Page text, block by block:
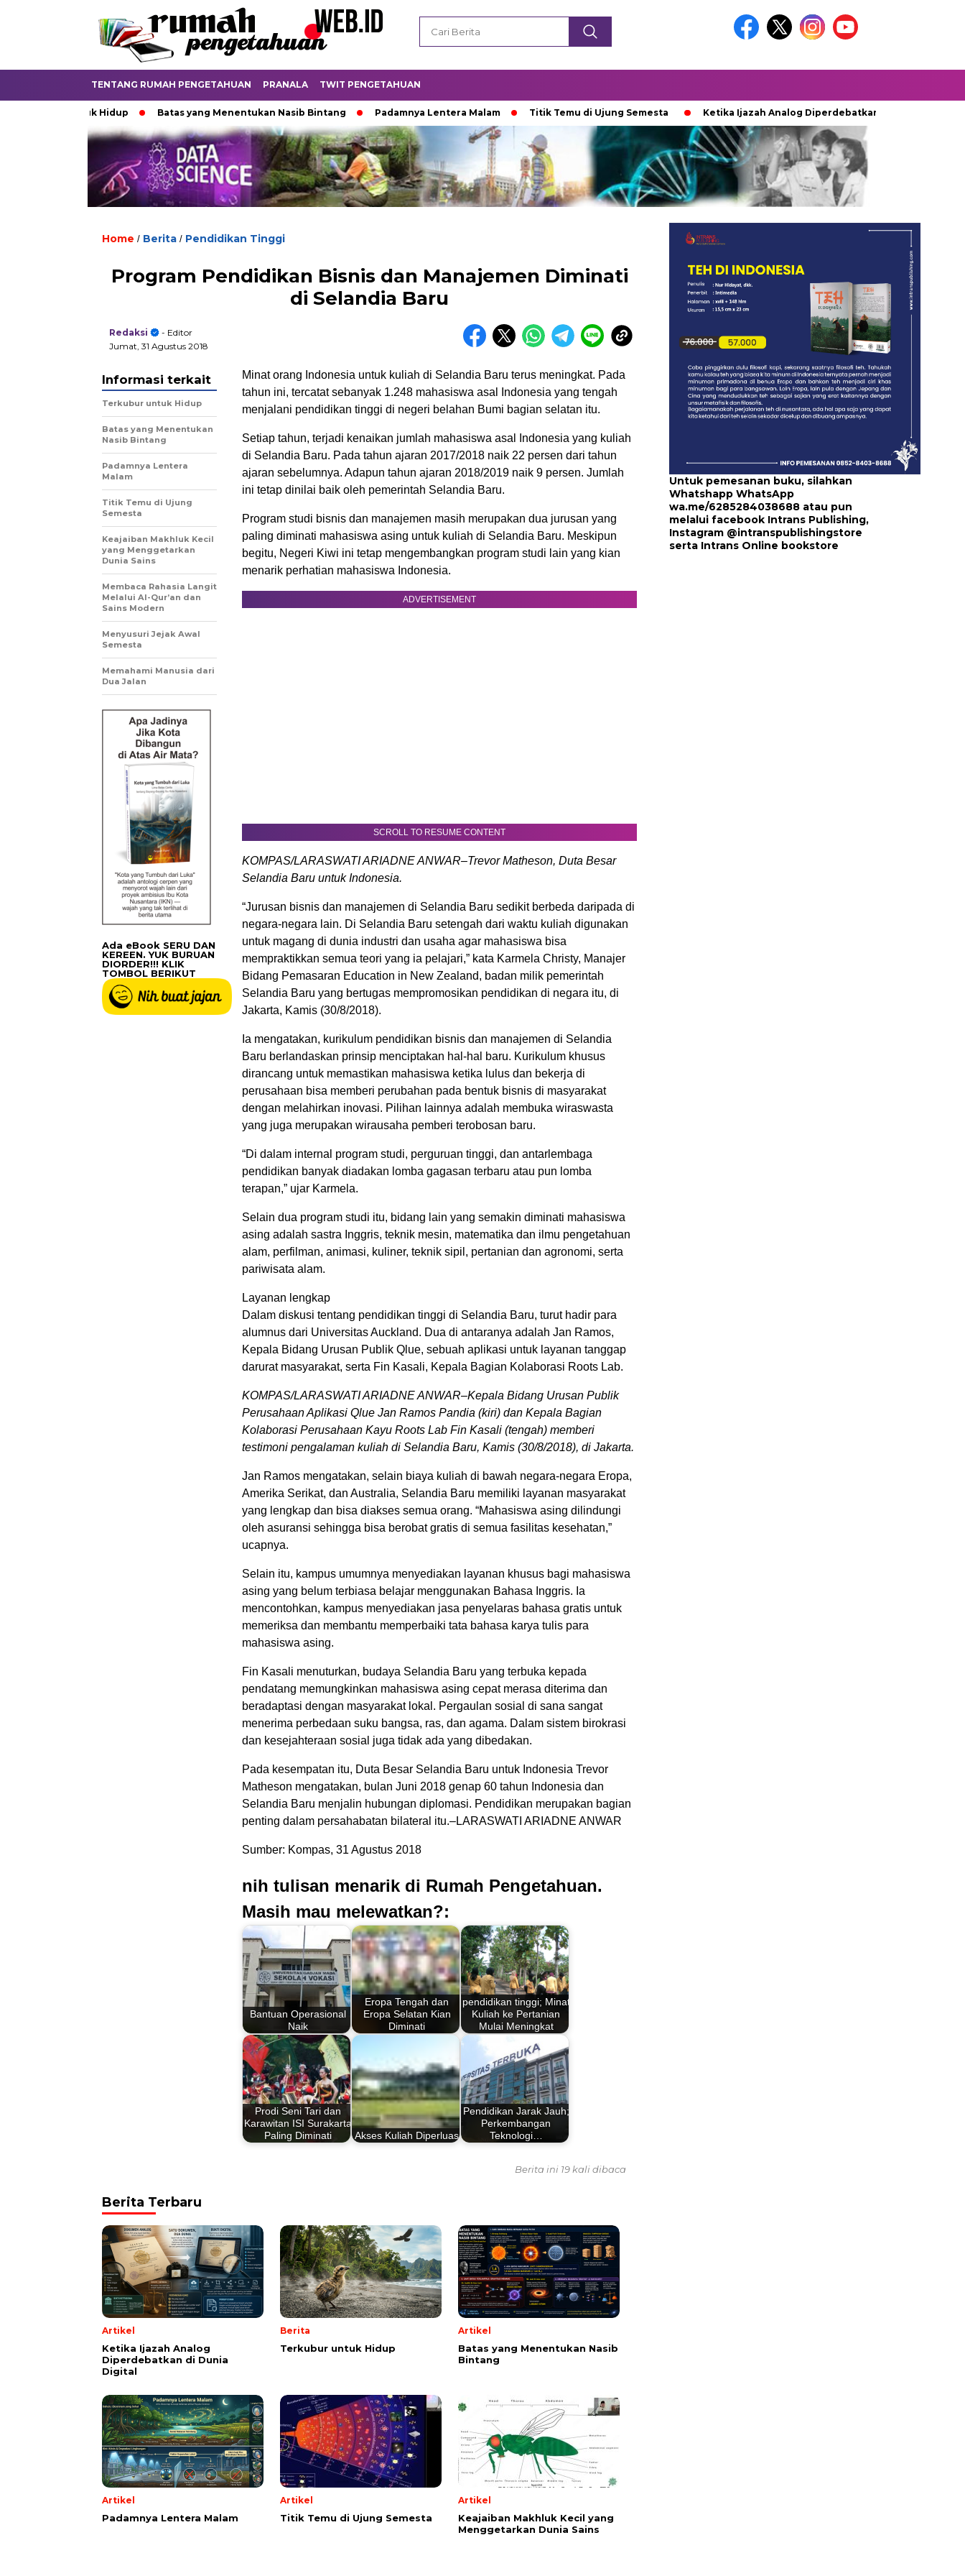
TENTANG RUMAH PENGETAHUAN PRANALA TWIT PENGETAHUAN
untuk Hidup Batas yang Menentukan Nasib Bintang Padamnya Lentera Malam Titik Temu di Ujung Semesta Ketika Ijazah Analog Diperdebatkan di Dunia Digital
Home / Berita / Pendidikan Tinggi
Program Pendidikan Bisnis dan Manajemen Diminati
di Selandia Baru
Redaksi
- Editor
Jumat, 31 Agustus 2018
Minat orang Indonesia untuk kuliah di Selandia Baru terus meningkat. Pada
tahun ini, tercatat sebanyak 1.248 mahasiswa asal Indonesia yang tengah
menjalani pendidikan tinggi di negeri belahan Bumi bagian selatan itu.
Setiap tahun, terjadi kenaikan jumlah mahasiswa asal Indonesia yang kuliah
di Selandia Baru. Pada tahun ajaran 2017/2018 naik 22 persen dari tahun
ajaran sebelumnya. Adapun tahun ajaran 2018/2019 naik 9 persen. Jumlah
ini tetap dinilai baik oleh pemerintah Selandia Baru.
Program studi bisnis dan manajemen masih merupakan dua jurusan yang
paling diminati mahasiswa asing untuk kuliah di Selandia Baru. Meskipun
begitu, Negeri Kiwi ini tetap mengembangkan program studi lain yang kian
menarik perhatian mahasiswa Indonesia.
ADVERTISEMENT
SCROLL TO RESUME CONTENT
KOMPAS/LARASWATI ARIADNE ANWAR–Trevor Matheson, Duta Besar
Selandia Baru untuk Indonesia.
“Jurusan bisnis dan manajemen di Selandia Baru sedikit berbeda daripada di
negara-negara lain. Di Selandia Baru setengah dari waktu kuliah digunakan
untuk magang di dunia industri dan usaha agar mahasiswa bisa
mempraktikkan semua teori yang ia pelajari,” kata Karmela Christy, Manajer
Bidang Pemasaran Education in New Zealand, badan milik pemerintah
Selandia Baru yang bertugas mempromosikan pendidikan di negara itu, di
Jakarta, Kamis (30/8/2018).
Ia mengatakan, kurikulum pendidikan bisnis dan manajemen di Selandia
Baru berlandaskan prinsip menciptakan hal-hal baru. Kurikulum khusus
dirancang untuk memastikan mahasiswa ketika lulus dan bekerja di
perusahaan bisa memberi perubahan pada bentuk bisnis di masyarakat
dengan melahirkan inovasi. Pilihan lainnya adalah membuka wiraswasta
yang juga merupakan wirausaha pemberi terobosan baru.
“Di dalam internal program studi, perguruan tinggi, dan antarlembaga
pendidikan banyak diadakan lomba gagasan terbaru atau pun lomba
terapan,” ujar Karmela.
Selain dua program studi itu, bidang lain yang semakin diminati mahasiswa
asing adalah sastra Inggris, teknik mesin, matematika dan ilmu pengetahuan
alam, perfilman, animasi, kuliner, teknik sipil, pertanian dan agronomi, serta
pariwisata alam.
Layanan lengkap
Dalam diskusi tentang pendidikan tinggi di Selandia Baru, turut hadir para
alumnus dari Universitas Auckland. Dua di antaranya adalah Jan Ramos,
Kepala Bidang Urusan Publik Qlue, sebuah aplikasi untuk layanan tanggap
darurat masyarakat, serta Fin Kasali, Kepala Bagian Kolaborasi Roots Lab.
KOMPAS/LARASWATI ARIADNE ANWAR–Kepala Bidang Urusan Publik
Perusahaan Aplikasi Qlue Jan Ramos Pandia (kiri) dan Kepala Bagian
Kolaborasi Perusahaan Kayu Roots Lab Fin Kasali (tengah) memberi
testimoni pengalaman kuliah di Selandia Baru, Kamis (30/8/2018), di Jakarta.
Jan Ramos mengatakan, selain biaya kuliah di bawah negara-negara Eropa,
Amerika Serikat, dan Australia, Selandia Baru memiliki layanan masyarakat
yang lengkap dan bisa diakses semua orang. “Mahasiswa asing dilindungi
oleh asuransi sehingga bisa berobat gratis di semua fasilitas kesehatan,”
ucapnya.
Selain itu, kampus umumnya menyediakan layanan khusus bagi mahasiswa
asing yang belum terbiasa belajar menggunakan Bahasa Inggris. Ia
mencontohkan, kampus menyediakan jasa penyelaras bahasa gratis untuk
memeriksa dan membantu memperbaiki tata bahasa karya tulis para
mahasiswa asing.
Fin Kasali menuturkan, budaya Selandia Baru yang terbuka kepada
pendatang memungkinkan mahasiswa asing cepat merasa diterima dan
beradaptasi dengan masyarakat lokal. Pergaulan sosial di sana sangat
menerima perbedaan suku bangsa, ras, dan agama. Dalam sistem birokrasi
dan kesejahteraan sosial juga tidak ada yang dibedakan.
Pada kesempatan itu, Duta Besar Selandia Baru untuk Indonesia Trevor
Matheson mengatakan, bulan Juni 2018 genap 60 tahun Indonesia dan
Selandia Baru menjalin hubungan diplomasi. Pendidikan merupakan bagian
penting dalam persahabatan bilateral itu.–LARASWATI ARIADNE ANWAR
Sumber: Kompas, 31 Agustus 2018
nih tulisan menarik di Rumah Pengetahuan.
Masih mau melewatkan?:
Bantuan Operasional
Naik
Eropa Tengah dan
Eropa Selatan Kian
Diminati
pendidikan tinggi; Minat
Kuliah ke Pertanian
Mulai Meningkat
Prodi Seni Tari dan
Karawitan ISI Surakarta
Paling Diminati
Akses Kuliah Diperluas
Pendidikan Jarak Jauh;
Perkembangan
Teknologi…
Informasi terkait
Terkubur untuk Hidup
Batas yang Menentukan
Nasib Bintang
Padamnya Lentera
Malam
Titik Temu di Ujung
Semesta
Keajaiban Makhluk Kecil
yang Menggetarkan
Dunia Sains
Membaca Rahasia Langit
Melalui Al-Qur’an dan
Sains Modern
Menyusuri Jejak Awal
Semesta
Memahami Manusia dari
Dua Jalan
Ada eBook SERU DAN
KEREEN. YUK BURUAN
DIORDER!!! KLIK
TOMBOL BERIKUT
Berita ini 19 kali dibaca
Berita Terbaru
Artikel
Ketika Ijazah Analog
Diperdebatkan di Dunia
Digital
Berita
Terkubur untuk Hidup
Artikel
Batas yang Menentukan Nasib
Bintang
Artikel
Padamnya Lentera Malam
Artikel
Titik Temu di Ujung Semesta
Artikel
Keajaiban Makhluk Kecil yang
Menggetarkan Dunia Sains
Untuk pemesanan buku, silahkan
Whatshapp WhatsApp
wa.me/6285284038688 atau pun
melalui facebook Intrans Publishing,
Instagram @intranspublishingstore
serta Intrans Online bookstore